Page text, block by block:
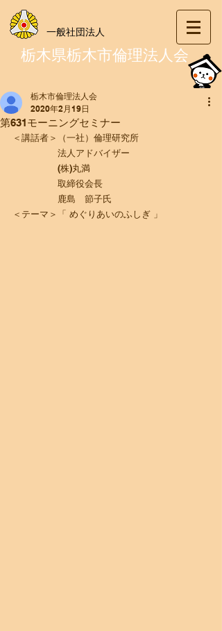
一般社団法人
栃木県栃木市倫理法人会
第631モーニングセミナー
栃木市倫理法人会
2020年2月19日
＜講話者＞（一社）倫理研究所
法人アドバイザー
(株)丸満
取締役会長
鹿島　節子氏
＜テーマ＞「 めぐりあいのふしぎ 」